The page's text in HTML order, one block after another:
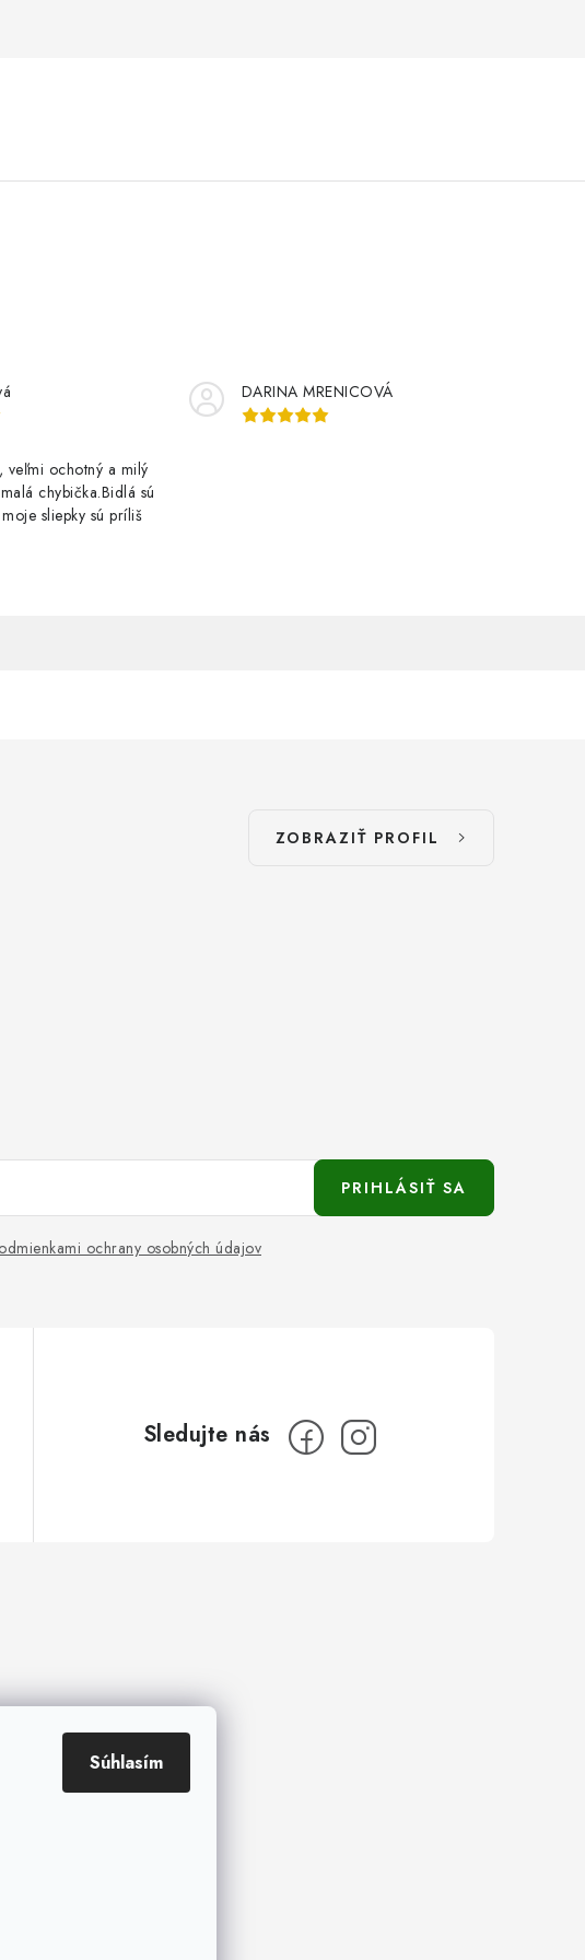
Súhlasím
veľmi ochotný a milý
chybička.Bidlá sú
sliepky sú príliš
DARINA MRENICOVÁ
ZOBRAZIŤ PROFIL
ochrany osobných údajov
PRIHLÁSIŤ SA